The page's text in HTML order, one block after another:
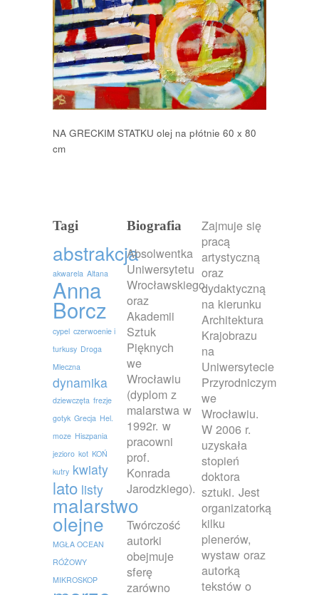
NA GRECKIM STATKU olej na płótnie 60 x 80
cm
Tagi
abstrakcja
akwarela Altana
Anna
Borcz
cypel czerwoenie i
turkusy Droga
Mleczna
dynamika
dziewczęta frezje
gotyk Grecja Hel.
moze Hiszpania
jezioro kot KOŃ
kutry kwiaty
lato listy
malarstwo
olejne
MGŁA OCEAN
RÓŻOWY
MIKROSKOP
Biografia
Absolwentka
Uniwersytetu
Wrocławskiego
oraz
Akademii
Sztuk
Pięknych
we
Wrocławiu
(dyplom z
malarstwa w
1992r. w
pracowni
prof.
Konrada
Jarodzkiego).
Twórczość
autorki
obejmuje
sferę
zarówno
Zajmuje się
pracą
artystyczną
oraz
dydaktyczną
na kierunku
Architektura
Krajobrazu
na
Uniwersytecie
Przyrodniczym
we
Wrocławiu.
W 2006 r.
uzyskała
stopień
doktora
sztuki. Jest
organizatorką
kilku
plenerów,
wystaw oraz
autorką
tekstów o